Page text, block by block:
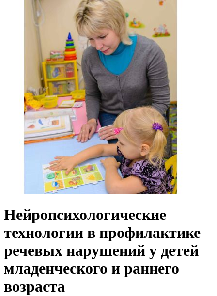
Нейропсихологические
технологии в профилактике
речевых нарушений у детей
младенческого и раннего
возраста